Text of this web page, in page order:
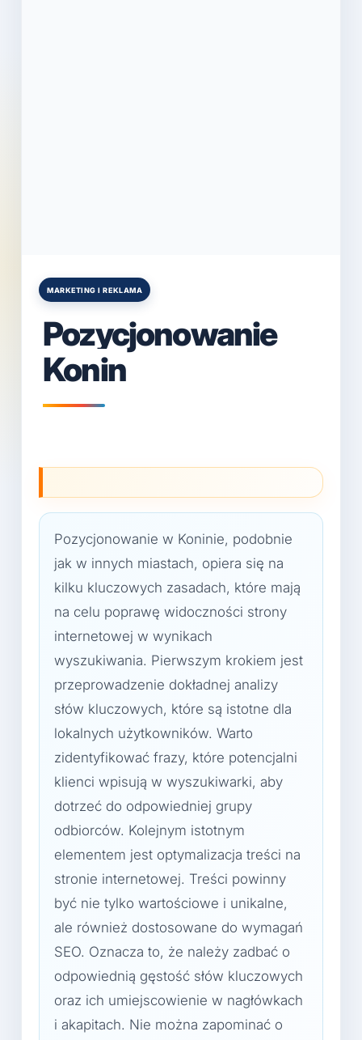
Posted
MARKETING I REKLAMA
Pozycjonowanie
Konin
Pozycjonowanie w Koninie, podobnie
jak w innych miastach, opiera się na
kilku kluczowych zasadach, które mają
na celu poprawę widoczności strony
internetowej w wynikach
wyszukiwania. Pierwszym krokiem jest
przeprowadzenie dokładnej analizy
słów kluczowych, które są istotne dla
lokalnych użytkowników. Warto
zidentyfikować frazy, które potencjalni
klienci wpisują w wyszukiwarki, aby
dotrzeć do odpowiedniej grupy
odbiorców. Kolejnym istotnym
elementem jest optymalizacja treści na
stronie internetowej. Treści powinny
być nie tylko wartościowe i unikalne,
ale również dostosowane do wymagań
SEO. Oznacza to, że należy zadbać o
odpowiednią gęstość słów kluczowych
oraz ich umiejscowienie w nagłówkach
i akapitach. Nie można zapominać o